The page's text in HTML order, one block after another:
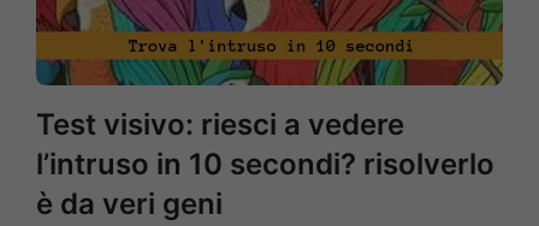
Test visivo: riesci a vedere
l’intruso in 10 secondi? risolverlo
è da veri geni